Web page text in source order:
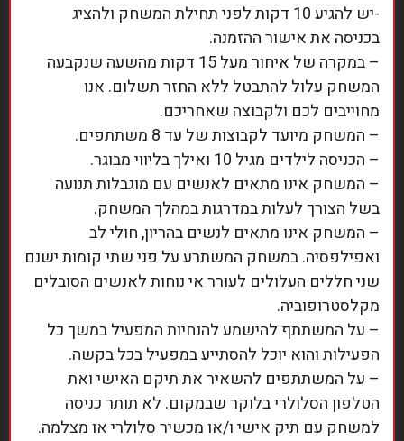
-יש להגיע 10 דקות לפני תחילת המשחק ולהציג
בכניסה את אישור ההזמנה.
– במקרה של איחור מעל 15 דקות מהשעה שנקבעה
המשחק עלול להתבטל ללא החזר תשלום. אנו
מחוייבים לכם ולקבוצה שאחריכם.
– המשחק מיועד לקבוצות של עד 8 משתתפים.
– הכניסה לילדים מגיל 10 ואילך בליווי מבוגר.
– המשחק אינו מתאים לאנשים עם מוגבלות תנועה
בשל הצורך לעלות במדרגות במהלך המשחק.
– המשחק אינו מתאים לנשים בהריון, חולי לב
ואפילפסיה. במשחק המשתרע על פני שתי קומות ישנם
שני חללים העלולים לעורר אי נוחות לאנשים הסובלים
מקלסטרופוביה.
– על המשתתף להישמע להנחיות המפעיל במשך כל
הפעילות והוא יוכל להסתייע במפעיל בכל בקשה.
– על המשתתפים להשאיר את תיקם האישי ואת
הטלפון הסלולרי בלוקר שבמקום. לא תותר כניסה
למשחק עם תיק אישי ו/או מכשיר סלולרי או מצלמה.